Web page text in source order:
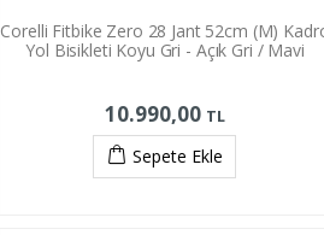
Corelli Fitbike Zero 28 Jant 52cm (M)
Yol Bisikleti Koyu Gri - Açık Gri / Mavi
10.990,00 TL
Sepete Ekle